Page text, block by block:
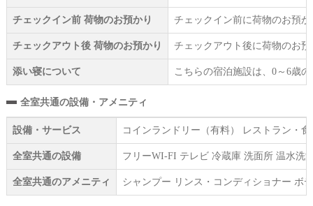
チェックイン前 荷物のお預かり チェックイン前に荷物のお預
チェックアウト後 荷物のお預かり チェックアウト後に荷物のお
添い寝について こちらの宿泊施設は、0～6歳
全室共通の設備・アメニティ
設備・サービス コインランドリー（有料） レストラン・
全室共通の設備 フリーWI‐FI テレビ 冷蔵庫 洗面所 温水洗
全室共通のアメニティ シャンプー リンス・コンディショナー ボ